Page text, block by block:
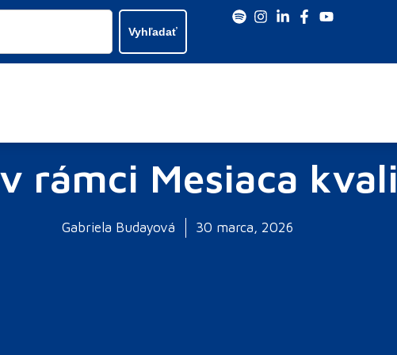
Vyhľadať
rámci Mesiaca
Gabriela Budayová 30 marca, 2026